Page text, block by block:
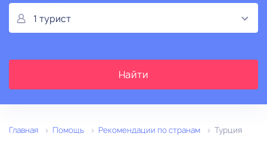
1 турист
Главная Помощь Рекомендации по странам Турция